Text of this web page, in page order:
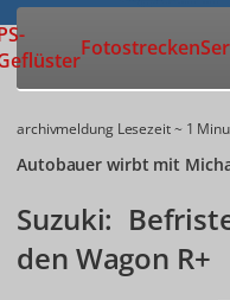
Fotostrecken
archivmeldung Lesezeit ~ 1
Autobauer wirbt mit
Suzuki:
den Wagon R+